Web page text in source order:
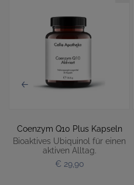
Coenzym Q10 Plus Kapseln
Bioaktives Ubiquinol für einen
aktiven Alltag.
€ 29,90